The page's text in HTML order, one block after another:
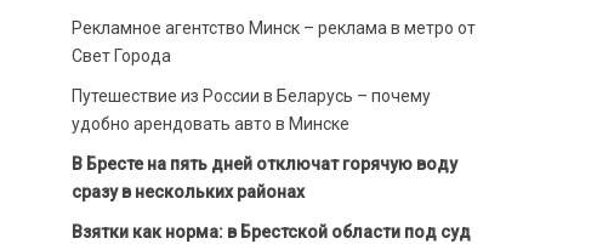
Рекламное агентство Минск – реклама в метро от
Свет Города
Путешествие из России в Беларусь – почему
удобно арендовать авто в Минске
В Бресте на пять дней отключат горячую воду
сразу в нескольких районах
Взятки как норма: в Брестской области под суд